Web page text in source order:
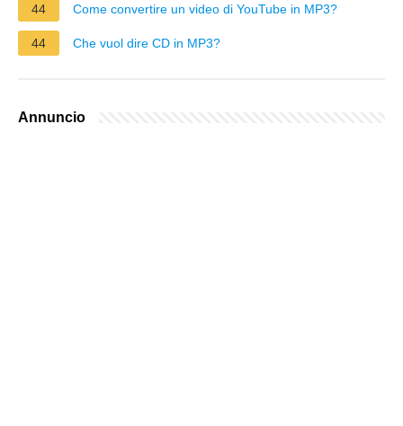
44 Come convertire un video di YouTube in MP3?
44 Che vuol dire CD in MP3?
Annuncio